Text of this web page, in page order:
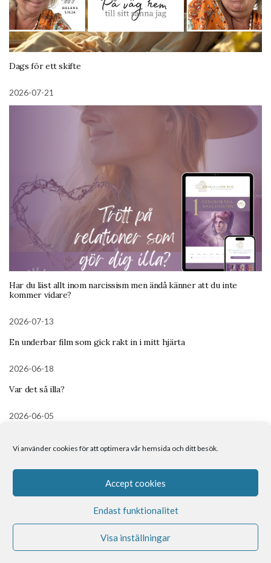
Vi använder cookies för att optimera vår hemsida och ditt besök.
Accept cookies
Endast funktionalitet
Visa inställningar
Dags för ett skifte
2026-07-21
Har du läst allt inom narcissism men ändå känner att du inte
kommer vidare?
2026-07-13
En underbar film som gick rakt in i mitt hjärta
2026-06-18
Var det så illa?
2026-06-05